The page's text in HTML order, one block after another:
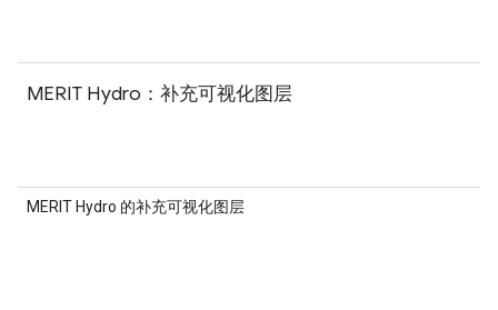
MERIT Hydro：补充可视化图层
MERIT Hydro 的补充可视化图层